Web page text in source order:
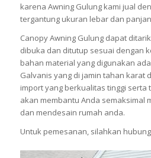
karena Awning Gulung kami jual
tergantung ukuran lebar dan
Canopy Awning Gulung dapat
dibuka dan ditutup sesuai dengan
bahan material yang digunakan
Galvanis yang di jamin tahan karat
import yang berkualitas tinggi serta
akan membantu Anda semaksimal
dan mendesain rumah anda.
Untuk pemesanan, silahkan